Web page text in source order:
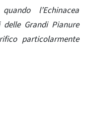
quando l’Echinacea
Grandi Pianure
particolarmente